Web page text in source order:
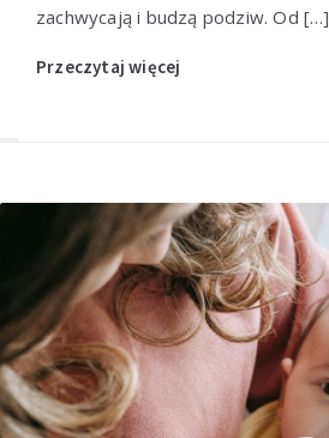
zachwycają i budzą podziw. Od […]
Przeczytaj więcej